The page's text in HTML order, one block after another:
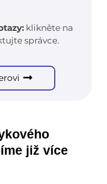
klikněte na
správce.
již více